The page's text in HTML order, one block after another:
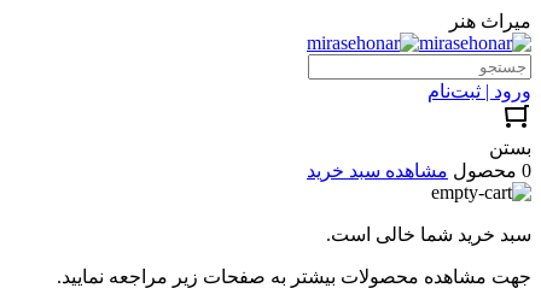
میراث هنر
ورود | ثبت‌نام
بستن
0 محصول
مشاهده سبد خرید
سبد خرید شما خالی است.
جهت مشاهده محصولات بیشتر به صفحات زیر مراجعه نمایید.